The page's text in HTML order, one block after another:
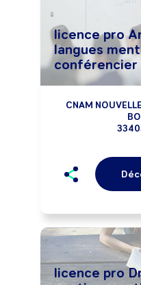
licence pro
langues
conférencier
CNAM
licence pro